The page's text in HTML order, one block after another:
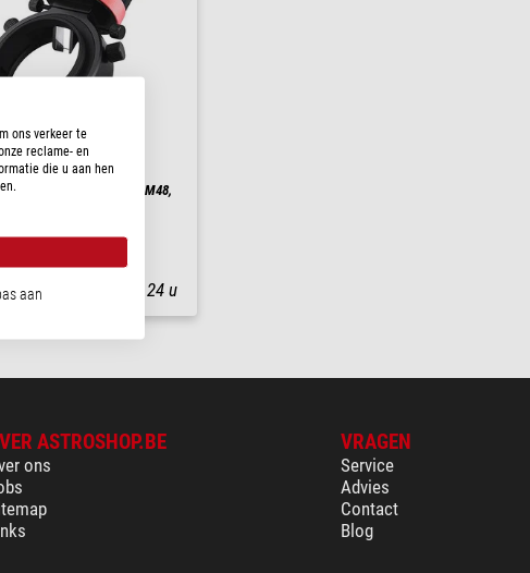
Off-Axis Guider T2, M48,
voor verzending in 24 u
ASTROSHOP.BE
ons
VRAGEN
Service
Advies
Contact
Blog
ons verkeer te
reclame- en
die u aan hen
aan